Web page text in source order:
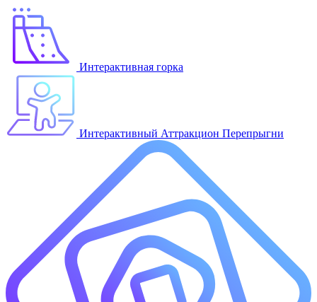
Интерактивная горка
Интерактивный Аттракцион Перепрыгни